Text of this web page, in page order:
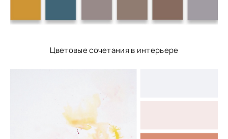
Цветовые сочетания в интерьере